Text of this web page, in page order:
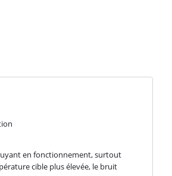
en fonctionnement, surtout
cible plus élevée, le bruit